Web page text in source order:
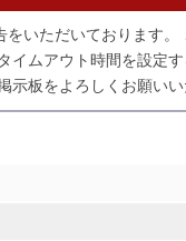
いただいております。
ムアウト時間を設定
板をよろしくお願いい